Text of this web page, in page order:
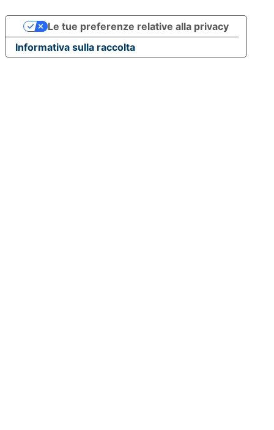
Informativa sulla raccolta
Le tue preferenze relative alla privacy